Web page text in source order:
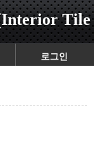
Tile
로그인